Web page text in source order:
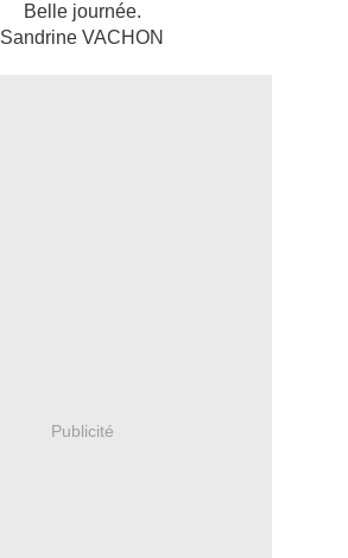
Belle journée.
Sandrine VACHON
Publicité